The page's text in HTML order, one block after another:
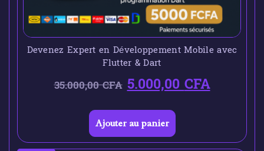
Devenez Expert en Développement Mobile avec
Flutter & Dart
35.000,00CFA 5.000,00CFA
Ajouter au panier